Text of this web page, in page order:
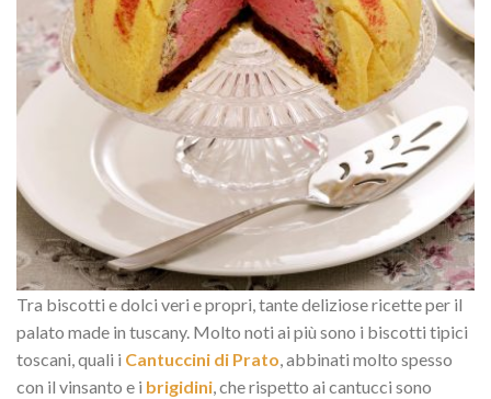
Tra biscotti e dolci veri e propri, tante deliziose ricette per il
palato made in tuscany. Molto noti ai più sono i biscotti tipici
toscani, quali i Cantuccini di Prato, abbinati molto spesso
con il vinsanto e i brigidini, che rispetto ai cantucci sono